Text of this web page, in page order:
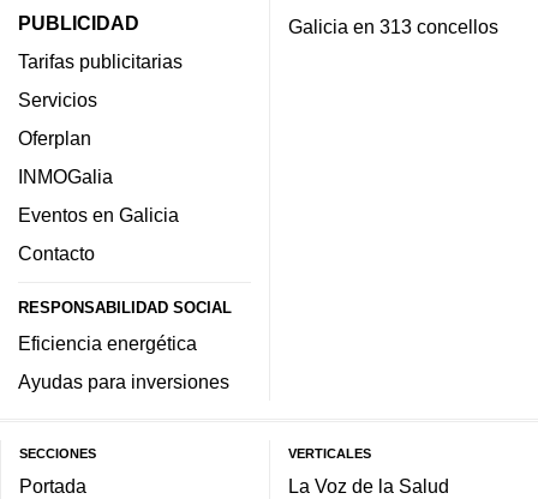
PUBLICIDAD
Tarifas publicitarias
Servicios
Oferplan
INMOGalia
Eventos en Galicia
Contacto
RESPONSABILIDAD SOCIAL
Eficiencia energética
Ayudas para inversiones
Galicia en 313 concellos
SECCIONES
Portada
VERTICALES
La Voz de la Salud